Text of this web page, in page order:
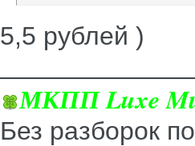
5,5 рублей )
МКПП Luxe
Без разборок